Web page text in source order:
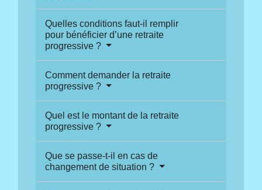
Quelles conditions faut-il remplir
pour bénéficier d’une retraite
progressive ?
Comment demander la retraite
progressive ?
Quel est le montant de la retraite
progressive ?
Que se passe-t-il en cas de
changement de situation ?